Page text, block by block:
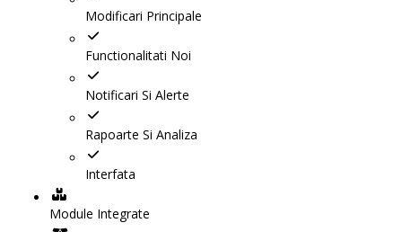
Modificari Principale
Functionalitati Noi
Notificari Si Alerte
Rapoarte Si Analiza
Interfata
Module Integrate
Realizeaza rapid toate activitatile necesare
in cadrul punctelor de desfacere
Interfata moderna de tip Windows 10
TESTEAZA GRATUIT